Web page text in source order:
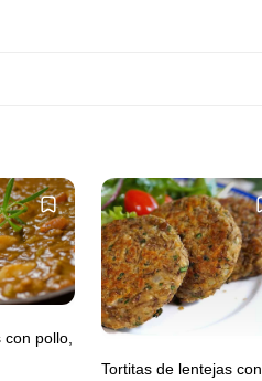
pollo,
Tortitas de lentejas con